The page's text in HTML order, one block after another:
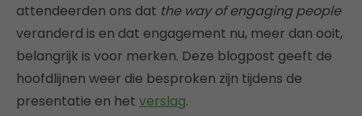
attendeerden ons dat the way of engaging people
veranderd is en dat engagement nu, meer dan ooit,
belangrijk is voor merken. Deze blogpost geeft de
hoofdlijnen weer die besproken zijn tijdens de
presentatie en het verslag.